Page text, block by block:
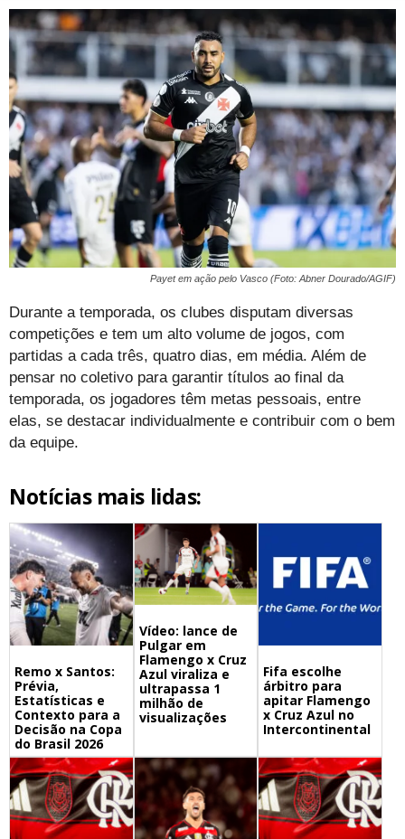
Payet em ação pelo Vasco (Foto: Abner Dourado/AGIF)
Durante a temporada, os clubes disputam diversas
competições e tem um alto volume de jogos, com
partidas a cada três, quatro dias, em média. Além de
pensar no coletivo para garantir títulos ao final da
temporada, os jogadores têm metas pessoais, entre
elas, se destacar individualmente e contribuir com o bem
da equipe.
Notícias mais lidas:
Remo x Santos:
Prévia,
Estatísticas e
Contexto para a
Decisão na Copa
do Brasil 2026
Vídeo: lance de
Pulgar em
Flamengo x Cruz
Azul viraliza e
ultrapassa 1
milhão de
visualizações
Fifa escolhe
árbitro para
apitar Flamengo
x Cruz Azul no
Intercontinental